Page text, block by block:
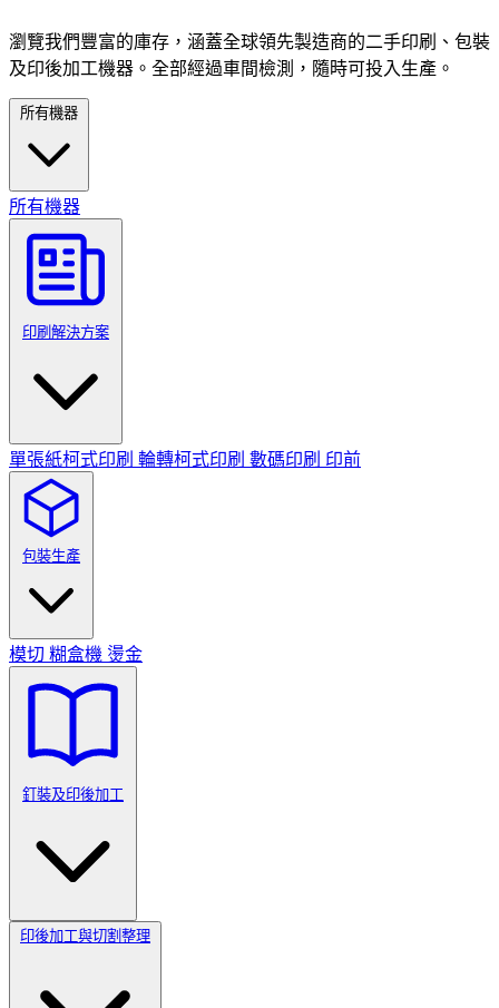
瀏覽我們豐富的庫存，涵蓋全球領先製造商的二手印刷、包裝
及印後加工機器。全部經過車間檢測，隨時可投入生產。
所有機器
所有機器
印刷解決方案
單張紙柯式印刷 輪轉柯式印刷 數碼印刷 印前
包裝生產
模切 糊盒機 燙金
釘裝及印後加工
印後加工與切割整理